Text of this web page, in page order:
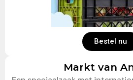
Bestel nu
Markt van